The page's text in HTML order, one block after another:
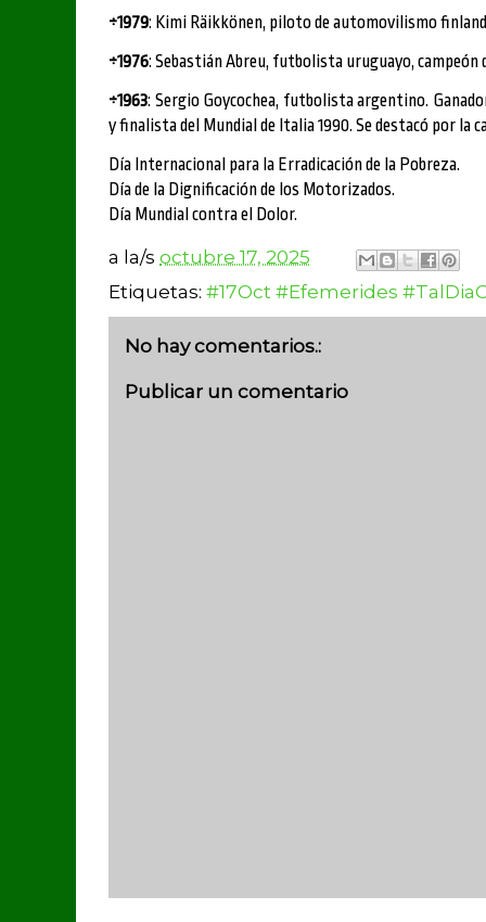
÷1979: Kimi Räikkönen, piloto de automovilismo
÷1976: Sebastián Abreu, futbolista uruguayo, campeón
÷1963: Sergio Goycochea, futbolista argentino.
y finalista del Mundial de Italia 1990. Se destacó por la
Día Internacional para la Erradicación de la Pobreza.
Día de la Dignificación de los Motorizados.
Día Mundial contra el Dolor.
a la/s octubre 17, 2025
Etiquetas: #17Oct #Efemerides
No hay comentarios.:
Publicar un comentario